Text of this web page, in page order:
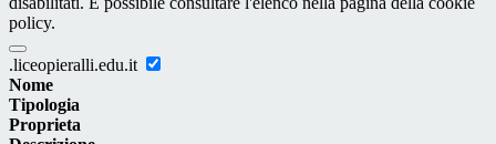
policy.
.liceopieralli.edu.it
Nome
Tipologia
Proprieta